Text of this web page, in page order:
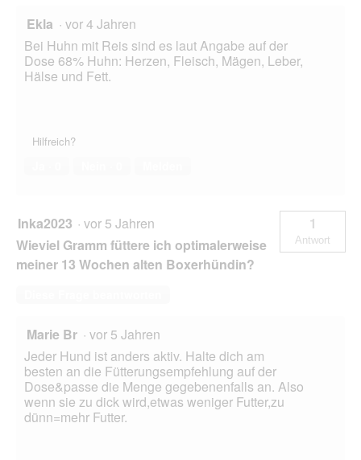
Ekla · vor 4 Jahren
Bei Huhn mit Reis sind es laut Angabe auf der
Dose 68% Huhn: Herzen, Fleisch, Mägen, Leber,
Hälse und Fett.
Hilfreich?
Inka2023 · vor 5 Jahren
Wieviel Gramm füttere ich optimalerweise
meiner 13 Wochen alten Boxerhündin?
1
Antwort
Marie Br · vor 5 Jahren
Jeder Hund ist anders aktiv. Halte dich am
besten an die Fütterungsempfehlung auf der
Dose&passe die Menge gegebenenfalls an. Also
wenn sie zu dick wird,etwas weniger Futter,zu
dünn=mehr Futter.